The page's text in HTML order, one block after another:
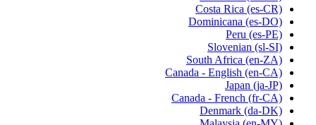
Costa Rica (es-CR)
Dominicana (es-DO)
Peru (es-PE)
Slovenian (sl-SI)
South Africa (en-ZA)
Canada - English (en-CA)
Japan (ja-JP)
Canada - French (fr-CA)
Denmark (da-DK)